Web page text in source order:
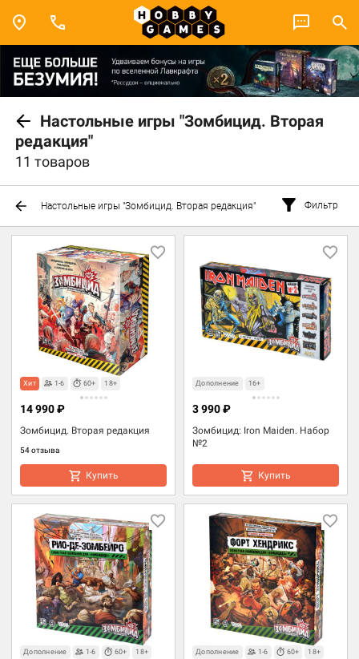
Настольные игры "Зомбицид. Вторая
редакция"
11 товаров
Настольные игры "Зомбицид. Вторая редакция" Фильтр
Хит 1-6 60+ 18+
Зомбицид. Вторая редакция
54 отзыва
14 990 ₽
Купить
Дополнение 16+
Зомбицид: Iron Maiden. Набор
№2
3 990 ₽
Купить
Дополнение 1-6 60+ 18+ Дополнение 1-6 60+ 18+